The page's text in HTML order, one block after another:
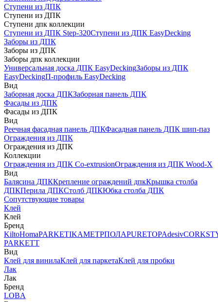
Ступени из ДПК
Ступени из ДПК
Ступени дпк коллекции
Ступени из ДПК Step-320Ступени из ДПК EasyDecking
Заборы из ДПК
Заборы из ДПК
Заборы дпк коллекции
Универсальная доска ДПК EasyDeckingЗаборы из ДПК
EasyDeckingП-профиль EasyDecking
Вид
Заборная доска ДПКЗаборная панель ДПК
Фасады из ДПК
Фасады из ДПК
Вид
Реечная фасадная панель ДПКФасадная панель ДПК шип-паз
Ограждения из ДПК
Ограждения из ДПК
Коллекции
Ограждения из ДПК Co-extrusionОграждения из ДПК Wood-X
Вид
Балясина ДПККрепление ограждений дпкКрышка столба
ДПКПерила ДПКСтолб ДПКЮбка столба ДПК
Сопутствующие товары
Клей
Клей
Бренд
KiltoHomaPARKETIKAМЕТРПОЛАPURETOPAdesiv
PARKETT
Вид
Клей для винилаКлей для паркетаКлей для пробки
Лак
Лак
Бренд
LOBA